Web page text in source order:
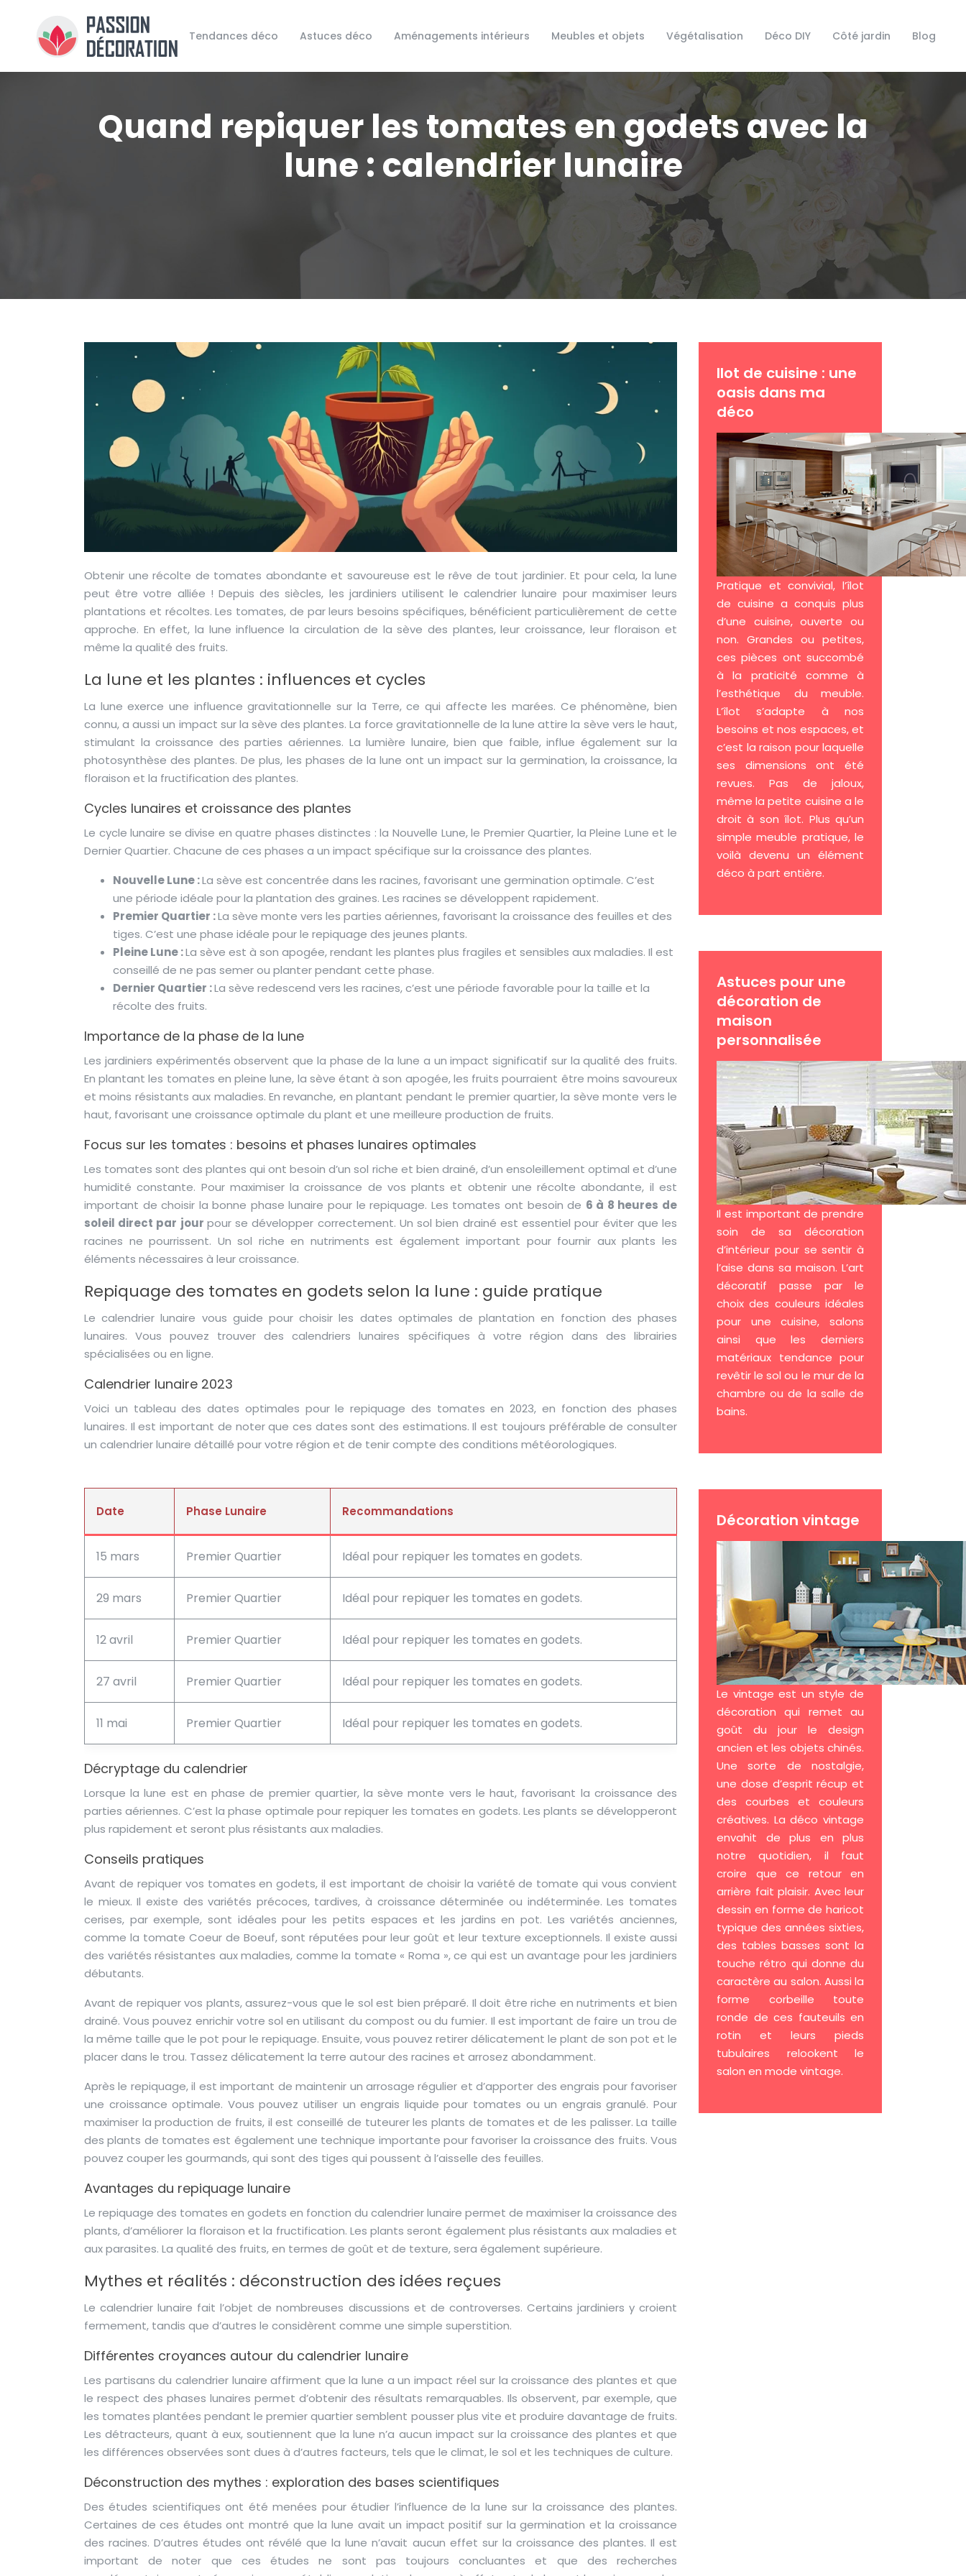
Tendances déco Astuces déco Aménagements intérieurs Meubles et objets Végétalisation Déco DIY Côté jardin Blog
Quand repiquer les tomates en godets avec la
lune : calendrier lunaire
Obtenir une récolte de tomates abondante et savoureuse est le rêve de tout jardinier. Et pour cela, la lune
peut être votre alliée ! Depuis des siècles, les jardiniers utilisent le calendrier lunaire pour maximiser leurs
plantations et récoltes. Les tomates, de par leurs besoins spécifiques, bénéficient particulièrement de cette
approche. En effet, la lune influence la circulation de la sève des plantes, leur croissance, leur floraison et
même la qualité des fruits.
La lune et les plantes : influences et cycles
La lune exerce une influence gravitationnelle sur la Terre, ce qui affecte les marées. Ce phénomène, bien
connu, a aussi un impact sur la sève des plantes. La force gravitationnelle de la lune attire la sève vers le haut,
stimulant la croissance des parties aériennes. La lumière lunaire, bien que faible, influe également sur la
photosynthèse des plantes. De plus, les phases de la lune ont un impact sur la germination, la croissance, la
floraison et la fructification des plantes.
Cycles lunaires et croissance des plantes
Le cycle lunaire se divise en quatre phases distinctes : la Nouvelle Lune, le Premier Quartier, la Pleine Lune et le
Dernier Quartier. Chacune de ces phases a un impact spécifique sur la croissance des plantes.
Nouvelle Lune :La sève est concentrée dans les racines, favorisant une germination optimale. C’est
une période idéale pour la plantation des graines. Les racines se développent rapidement.
Premier Quartier :La sève monte vers les parties aériennes, favorisant la croissance des feuilles et des
tiges. C’est une phase idéale pour le repiquage des jeunes plants.
Pleine Lune :La sève est à son apogée, rendant les plantes plus fragiles et sensibles aux maladies. Il est
conseillé de ne pas semer ou planter pendant cette phase.
Dernier Quartier :La sève redescend vers les racines, c’est une période favorable pour la taille et la
récolte des fruits.
Importance de la phase de la lune
Les jardiniers expérimentés observent que la phase de la lune a un impact significatif sur la qualité des fruits.
En plantant les tomates en pleine lune, la sève étant à son apogée, les fruits pourraient être moins savoureux
et moins résistants aux maladies. En revanche, en plantant pendant le premier quartier, la sève monte vers le
haut, favorisant une croissance optimale du plant et une meilleure production de fruits.
Focus sur les tomates : besoins et phases lunaires optimales
Les tomates sont des plantes qui ont besoin d’un sol riche et bien drainé, d’un ensoleillement optimal et d’une
humidité constante. Pour maximiser la croissance de vos plants et obtenir une récolte abondante, il est
important de choisir la bonne phase lunaire pour le repiquage. Les tomates ont besoin de 6 à 8 heures de
soleil direct par jour pour se développer correctement. Un sol bien drainé est essentiel pour éviter que les
racines ne pourrissent. Un sol riche en nutriments est également important pour fournir aux plants les
éléments nécessaires à leur croissance.
Repiquage des tomates en godets selon la lune : guide pratique
Le calendrier lunaire vous guide pour choisir les dates optimales de plantation en fonction des phases
lunaires. Vous pouvez trouver des calendriers lunaires spécifiques à votre région dans des librairies
spécialisées ou en ligne.
Calendrier lunaire 2023
Voici un tableau des dates optimales pour le repiquage des tomates en 2023, en fonction des phases
lunaires. Il est important de noter que ces dates sont des estimations. Il est toujours préférable de consulter
un calendrier lunaire détaillé pour votre région et de tenir compte des conditions météorologiques.
Date Phase Lunaire Recommandations
15 mars Premier Quartier Idéal pour repiquer les tomates en godets.
29 mars Premier Quartier Idéal pour repiquer les tomates en godets.
12 avril Premier Quartier Idéal pour repiquer les tomates en godets.
27 avril Premier Quartier Idéal pour repiquer les tomates en godets.
11 mai Premier Quartier Idéal pour repiquer les tomates en godets.
Décryptage du calendrier
Lorsque la lune est en phase de premier quartier, la sève monte vers le haut, favorisant la croissance des
parties aériennes. C’est la phase optimale pour repiquer les tomates en godets. Les plants se développeront
plus rapidement et seront plus résistants aux maladies.
Conseils pratiques
Avant de repiquer vos tomates en godets, il est important de choisir la variété de tomate qui vous convient
le mieux. Il existe des variétés précoces, tardives, à croissance déterminée ou indéterminée. Les tomates
cerises, par exemple, sont idéales pour les petits espaces et les jardins en pot. Les variétés anciennes,
comme la tomate Coeur de Boeuf, sont réputées pour leur goût et leur texture exceptionnels. Il existe aussi
des variétés résistantes aux maladies, comme la tomate « Roma », ce qui est un avantage pour les jardiniers
débutants.
Avant de repiquer vos plants, assurez-vous que le sol est bien préparé. Il doit être riche en nutriments et bien
drainé. Vous pouvez enrichir votre sol en utilisant du compost ou du fumier. Il est important de faire un trou de
la même taille que le pot pour le repiquage. Ensuite, vous pouvez retirer délicatement le plant de son pot et le
placer dans le trou. Tassez délicatement la terre autour des racines et arrosez abondamment.
Après le repiquage, il est important de maintenir un arrosage régulier et d’apporter des engrais pour favoriser
une croissance optimale. Vous pouvez utiliser un engrais liquide pour tomates ou un engrais granulé. Pour
maximiser la production de fruits, il est conseillé de tuteurer les plants de tomates et de les palisser. La taille
des plants de tomates est également une technique importante pour favoriser la croissance des fruits. Vous
pouvez couper les gourmands, qui sont des tiges qui poussent à l’aisselle des feuilles.
Avantages du repiquage lunaire
Le repiquage des tomates en godets en fonction du calendrier lunaire permet de maximiser la croissance des
plants, d’améliorer la floraison et la fructification. Les plants seront également plus résistants aux maladies et
aux parasites. La qualité des fruits, en termes de goût et de texture, sera également supérieure.
Mythes et réalités : déconstruction des idées reçues
Le calendrier lunaire fait l’objet de nombreuses discussions et de controverses. Certains jardiniers y croient
fermement, tandis que d’autres le considèrent comme une simple superstition.
Différentes croyances autour du calendrier lunaire
Les partisans du calendrier lunaire affirment que la lune a un impact réel sur la croissance des plantes et que
le respect des phases lunaires permet d’obtenir des résultats remarquables. Ils observent, par exemple, que
les tomates plantées pendant le premier quartier semblent pousser plus vite et produire davantage de fruits.
Les détracteurs, quant à eux, soutiennent que la lune n’a aucun impact sur la croissance des plantes et que
les différences observées sont dues à d’autres facteurs, tels que le climat, le sol et les techniques de culture.
Déconstruction des mythes : exploration des bases scientifiques
Des études scientifiques ont été menées pour étudier l’influence de la lune sur la croissance des plantes.
Certaines de ces études ont montré que la lune avait un impact positif sur la germination et la croissance
des racines. D’autres études ont révélé que la lune n’avait aucun effet sur la croissance des plantes. Il est
important de noter que ces études ne sont pas toujours concluantes et que des recherches
Ilot de cuisine : une
oasis dans ma
déco
Pratique et convivial, l’îlot
de cuisine a conquis plus
d’une cuisine, ouverte ou
non. Grandes ou petites,
ces pièces ont succombé
à la praticité comme à
l’esthétique du meuble.
L’îlot s’adapte à nos
besoins et nos espaces, et
c’est la raison pour laquelle
ses dimensions ont été
revues. Pas de jaloux,
même la petite cuisine a le
droit à son îlot. Plus qu’un
simple meuble pratique, le
voilà devenu un élément
déco à part entière.
Astuces pour une
décoration de
maison
personnalisée
Il est important de prendre
soin de sa décoration
d’intérieur pour se sentir à
l’aise dans sa maison. L’art
décoratif passe par le
choix des couleurs idéales
pour une cuisine, salons
ainsi que les derniers
matériaux tendance pour
revêtir le sol ou le mur de la
chambre ou de la salle de
bains.
Décoration vintage
Le vintage est un style de
décoration qui remet au
goût du jour le design
ancien et les objets chinés.
Une sorte de nostalgie,
une dose d’esprit récup et
des courbes et couleurs
créatives. La déco vintage
envahit de plus en plus
notre quotidien, il faut
croire que ce retour en
arrière fait plaisir. Avec leur
dessin en forme de haricot
typique des années sixties,
des tables basses sont la
touche rétro qui donne du
caractère au salon. Aussi la
forme corbeille toute
ronde de ces fauteuils en
rotin et leurs pieds
tubulaires relookent le
salon en mode vintage.